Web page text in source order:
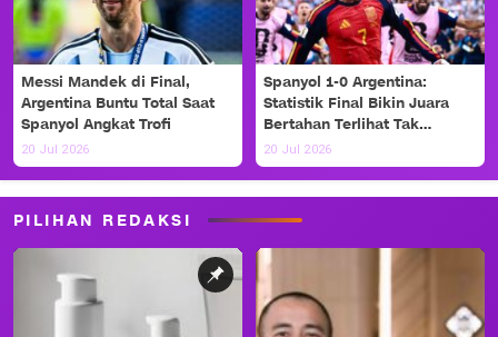
Messi Mandek di Final,
Argentina Buntu Total Saat
Spanyol Angkat Trofi
20 Jul 2026
Spanyol 1-0 Argentina:
Statistik Final Bikin Juara
Bertahan Terlihat Tak
Berdaya
20 Jul 2026
PILIHAN REDAKSI